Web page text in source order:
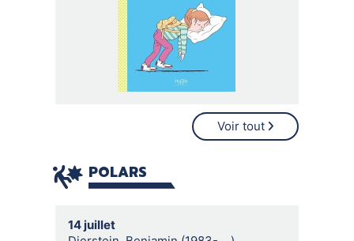
Voir tout
POLARS
14 juillet